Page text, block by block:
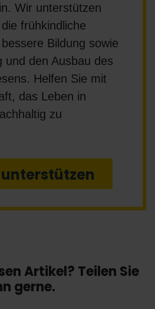
Wir unterstützen
frühkindliche
Bildung sowie
und den Ausbau des
Helfen Sie mit
das Leben in
zu
Artikel? Teilen Sie
gerne.